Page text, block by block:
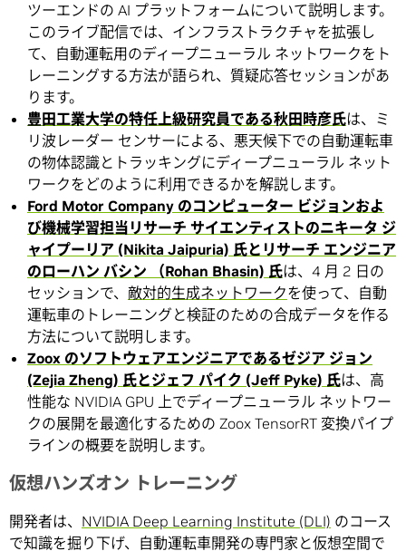
ツーエンドの AI プラットフォームについて説明します。
このライブ配信では、インフラストラクチャを拡張し
て、自動運転用のディープニューラル ネットワークをト
レーニングする方法が語られ、質疑応答セッションがあ
ります。
豊田工業大学の特任上級研究員である秋田時彦氏は、ミ
リ波レーダー センサーによる、悪天候下での自動運転車
の物体認識とトラッキングにディープニューラル ネット
ワークをどのように利用できるかを解説します。
Ford Motor Company のコンピューター ビジョンおよ
び機械学習担当リサーチ サイエンティストのニキータ ジ
ャイプーリア (Nikita Jaipuria) 氏とリサーチ エンジニア
のローハン バシン （Rohan Bhasin) 氏は、4 月 2 日の
セッションで、 敵対的生成ネットワークを使って、自動
運転車のトレーニングと検証のための合成データを作る
方法について説明します。
Zoox のソフトウェアエンジニアであるゼジア ジョン
(Zejia Zheng) 氏とジェフ パイク (Jeff Pyke) 氏は、高
性能な NVIDIA GPU 上でディープニューラル ネットワー
クの展開を最適化するための Zoox TensorRT 変換パイプ
ラインの概要を説明します。
仮想ハンズオン トレーニング
開発者は、 NVIDIA Deep Learning Institute (DLI) のコース
で知識を掘り下げ、自動運転車開発の専門家と仮想空間で